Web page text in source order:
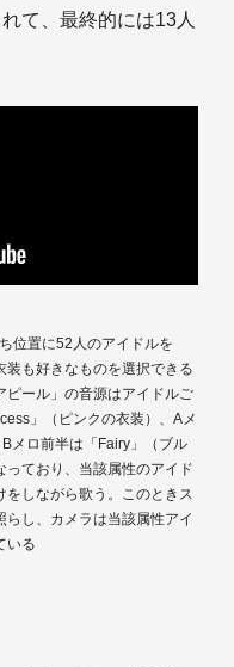
て、最終的には13人
位置に52人のアイドルを
装も好きなものを選択できる
ピール」の音源はアイドルご
」（ピンクの衣装）、Aメ
メロ前半は「Fairy」（ブル
っており、当該属性のアイド
しながら歌う。このときス
し、カメラは当該属性アイ
いる